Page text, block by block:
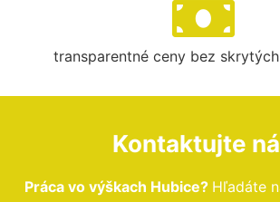
transparentné ceny bez
Kontaktujte
Práca vo výškach Hubice? Hľadáte